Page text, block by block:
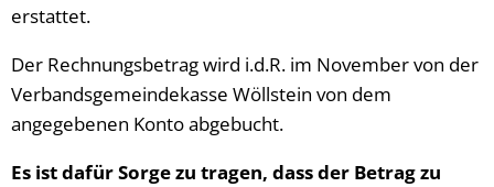
erstattet.
Der Rechnungsbetrag wird i.d.R. im November von der
Verbandsgemeindekasse Wöllstein von dem
angegebenen Konto abgebucht.
Es ist dafür Sorge zu tragen, dass der Betrag zu